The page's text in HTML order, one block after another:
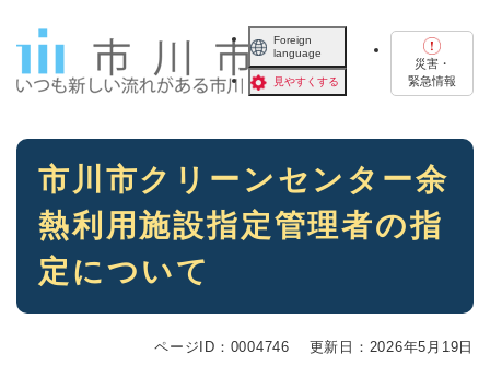
Foreign
language
見やすくする
災害・
緊急情報
本
市川市クリーンセンター余
熱利用施設指定管理者の指
定について
ページID：0004746 更新日：2026年5月19日